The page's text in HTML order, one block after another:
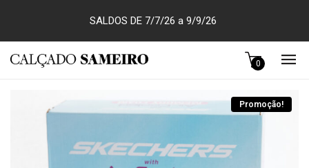
SALDOS DE 7/7/26 a 9/9/26
0
Promoção!